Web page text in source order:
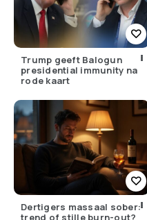
Trump geeft Balogun
presidential immunity na
rode kaart
Dertigers massaal sober:
trend of stille burn-out?